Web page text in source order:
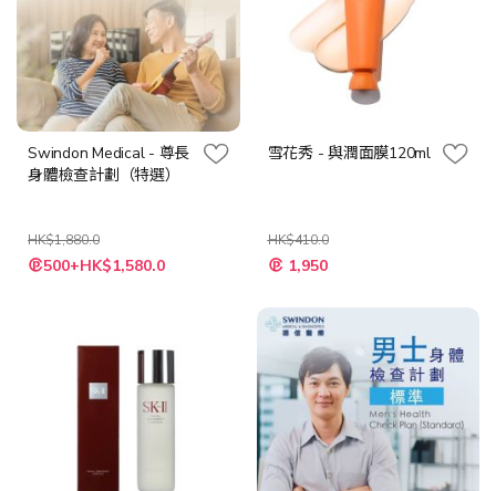
Swindon Medical - 尊長
身體檢查計劃（特選）
HK$1,880.0
特
殊 500+HK$1,580.0
雪花秀 - 與潤面膜120ml
HK$410.0
特
殊
格
1,950